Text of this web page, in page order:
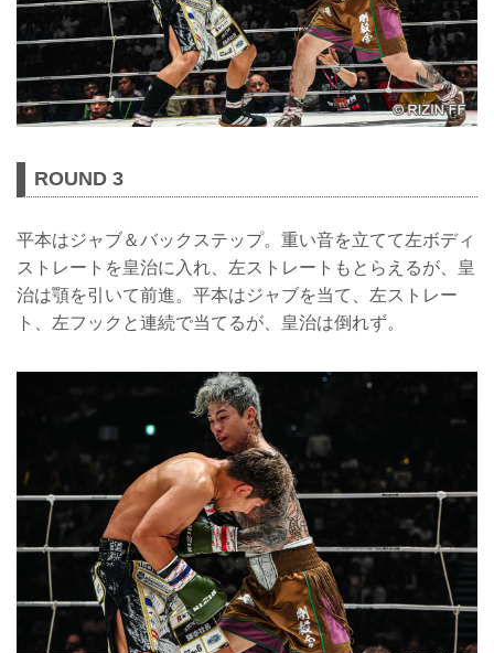
ROUND 3
平本はジャブ＆バックステップ。重い音を立てて左ボディ
ストレートを皇治に入れ、左ストレートもとらえるが、皇
治は顎を引いて前進。平本はジャブを当て、左ストレー
ト、左フックと連続で当てるが、皇治は倒れず。